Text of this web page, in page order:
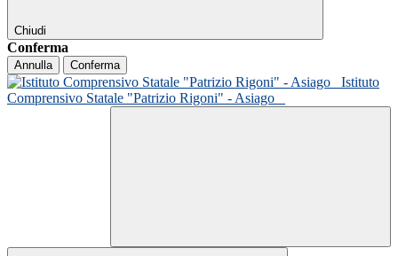
Chiudi
Conferma
Annulla Conferma
Istituto
Comprensivo Statale "Patrizio Rigoni" - Asiago